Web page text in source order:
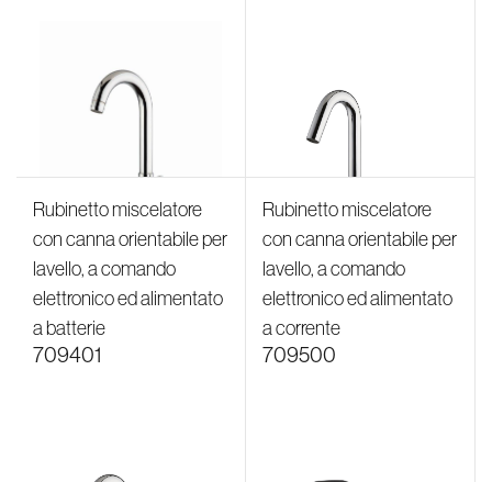
Rubinetto miscelatore
con canna orientabile per
lavello, a comando
elettronico ed alimentato
a batterie
709401
Rubinetto miscelatore
con canna orientabile per
lavello, a comando
elettronico ed alimentato
a corrente
709500